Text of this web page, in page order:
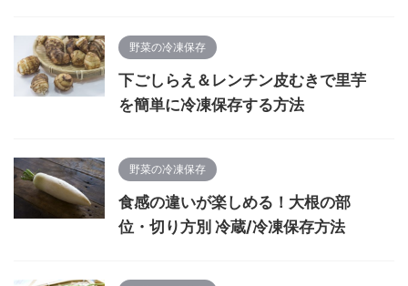
野菜の冷凍保存
下ごしらえ＆レンチン皮むきで里芋
を簡単に冷凍保存する方法
野菜の冷凍保存
食感の違いが楽しめる！大根の部
位・切り方別 冷蔵/冷凍保存方法